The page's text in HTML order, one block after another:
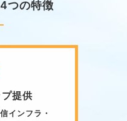
つの特徴
提供
インフラ・